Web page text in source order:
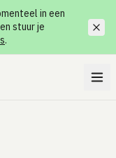
in een
stuur je
.